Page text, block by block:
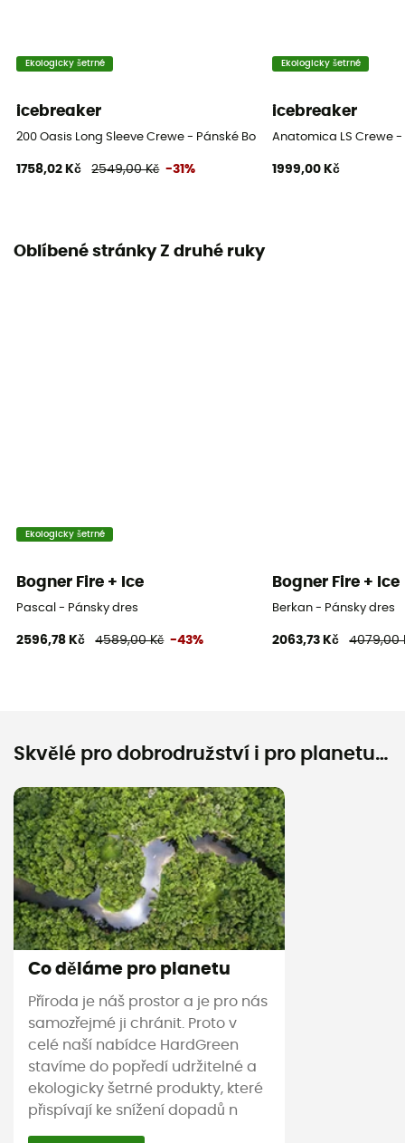
Ekologicky šetrné
icebreaker
200 Oasis Long Sleeve Crewe - Pánské Boxerky
1758,02 Kč 2549,00 Kč -31%
Ekologicky šetrné
icebreaker
Anatomica LS Crewe -
1999,00 Kč
Oblíbené stránky Z druhé ruky
Ekologicky šetrné
Bogner Fire + Ice
Pascal - Pánsky dres
2596,78 Kč 4589,00 Kč -43%
Bogner Fire + Ice
Berkan - Pánsky dres
2063,73 Kč 4079,00
Skvělé pro dobrodružství i pro planetu…
Co děláme pro planetu
Příroda je náš prostor a je pro nás
samozřejmé ji chránit. Proto v
celé naší nabídce HardGreen
stavíme do popředí udržitelné a
ekologicky šetrné produkty, které
přispívají ke snížení dopadů n